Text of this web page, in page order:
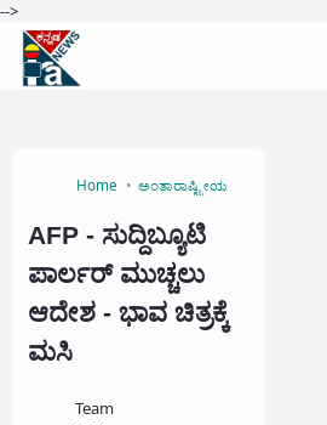
-->
Home ಅಂತಾರಾಷ್ಟ್ರೀಯ
AFP - ಸುದ್ದಿಬ್ಯೂಟಿ
ಪಾರ್ಲರ್ ಮುಚ್ಚಲು
ಆದೇಶ - ಭಾವ ಚಿತ್ರಕ್ಕೆ
ಮಸಿ
Team